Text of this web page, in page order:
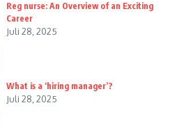
Reg nurse: An Overview of an Exciting
Career
Juli 28, 2025
What is a ‘hiring manager’?
Juli 28, 2025